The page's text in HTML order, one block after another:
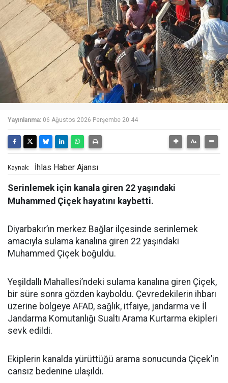
Yayınlanma: 06 Ağustos 2026 Perşembe 20:44
Kaynak: İhlas Haber Ajansı
Serinlemek için kanala giren 22 yaşındaki
Muhammed Çiçek hayatını kaybetti.
Diyarbakır’ın merkez Bağlar ilçesinde serinlemek
amacıyla sulama kanalına giren 22 yaşındaki
Muhammed Çiçek boğuldu.
Yeşildallı Mahallesi’ndeki sulama kanalına giren Çiçek,
bir süre sonra gözden kayboldu. Çevredekilerin ihbarı
üzerine bölgeye AFAD, sağlık, itfaiye, jandarma ve İl
Jandarma Komutanlığı Sualtı Arama Kurtarma ekipleri
sevk edildi.
Ekiplerin kanalda yürüttüğü arama sonucunda Çiçek’in
cansız bedenine ulaşıldı.